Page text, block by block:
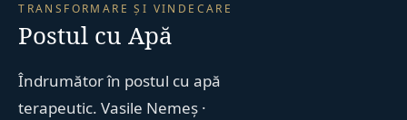
TRANSFORMARE ȘI VINDECARE
Postul cu Apă
Îndrumător în postul cu apă
terapeutic. Vasile Nemeș ·